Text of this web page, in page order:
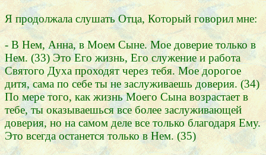
Я продолжала слушать Отца, Который говорил мне:
- В Нем, Анна, в Моем Сыне. Мое доверие только в
Нем. (33) Это Его жизнь, Его служение и работа
Святого Духа проходят через тебя. Мое дорогое
дитя, сама по себе ты не заслуживаешь доверия. (34)
По мере того, как жизнь Моего Сына возрастает в
тебе, ты оказываешься все более заслуживающей
доверия, но на самом деле все только благодаря Ему.
Это всегда останется только в Нем. (35)